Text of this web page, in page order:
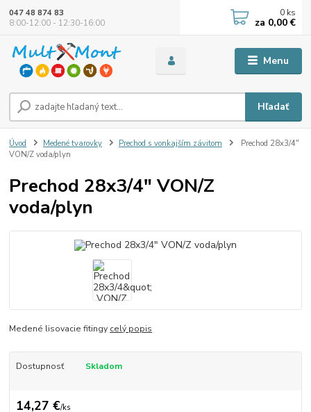
Menu
Hľadať
047 48 874 83
8:00-12:00 - 12:30-16:00
0 ks
za 0,00 €
Úvod Medené tvarovky Prechod s vonkajším závitom
Prechod 28x3/4"
VON/Z voda/plyn
Prechod 28x3/4" VON/Z
voda/plyn
Medené lisovacie fitingy celý popis
Dostupnosť Skladom
14,27 €/ks